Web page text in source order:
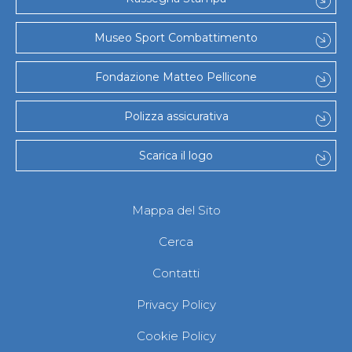
Albi Federali
Arbitri
La disciplina
News
Gare e Risultati
Attività Didattica
Karate
La disciplina
News
Attività Didattica
Albi Federali
Arti marziali
Ju Jitsu
Capoeira
Grappling
BJJ
Pancrazio/Pankration
Museo Sport Combattimento
Fondazione Matteo Pellicone
Polizza assicurativa
Scarica il logo
Mappa del Sito
Cerca
Contatti
Privacy Policy
Cookie Policy